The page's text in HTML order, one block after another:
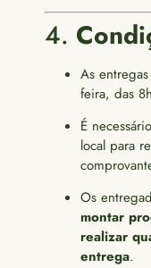
4.
As
feira, das
É
local para
Os
montar
realizar
entrega.